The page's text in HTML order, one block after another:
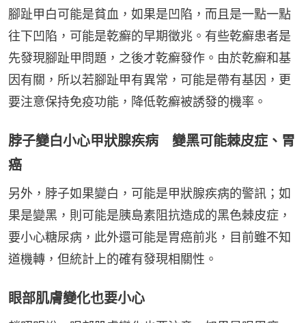
腳趾甲白可能是貧血，如果是凹陷，而且是一點一點
往下凹陷，可能是乾癬的早期徵兆。有些乾癬患者是
先發現腳趾甲問題，之後才乾癬發作。由於乾癬和基
因有關，所以若腳趾甲有異常，可能是帶有基因，更
要注意保持免疫功能，降低乾癬被誘發的機率。
脖子變白小心甲狀腺疾病 變黑可能棘皮症、胃
癌
另外，脖子如果變白，可能是甲狀腺疾病的警訊；如
果是變黑，則可能是胰島素阻抗造成的黑色棘皮症，
要小心糖尿病，此外還可能是胃癌前兆，目前雖不知
道機轉，但統計上的確有發現相關性。
眼部肌膚變化也要小心